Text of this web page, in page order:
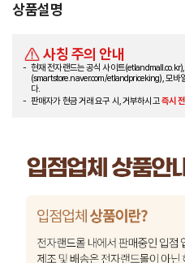
상품설명
사칭 주의 안내
현재 전자랜드는 공식 사이트
(smartstore.naver.com/etlandpriceking), 모바
다.
판매자가 현금 거래 요구 시, 거부하시고즉시